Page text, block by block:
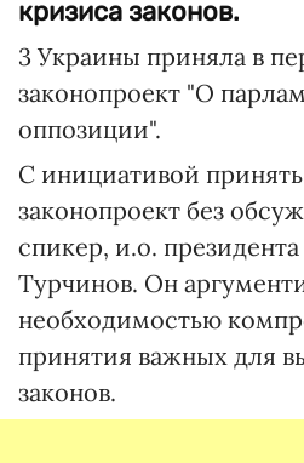
кризиса законов.
3 Украины приняла в
законопроект "О
оппозиции".
С инициативой
законопроект без
спикер, и.о.
Турчинов. Он
необходимостью
принятия важных для
законов.